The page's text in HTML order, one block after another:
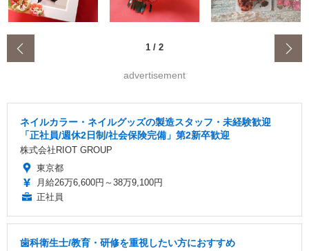
1 / 2
advertisement
ネイルカラー・ネイルグッズの製造スタッフ・未経験歓迎
「正社員/週休2日制/社会保険完備」第2新卒歓迎
株式会社RIOT GROUP
東京都
月給26万6,600円～38万9,100円
正社員
歯科衛生士/教育・研修を重視したい方におすすめ